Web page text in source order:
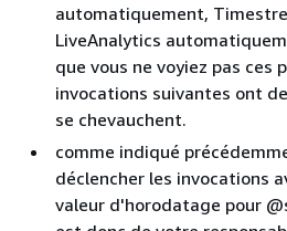
automatiquement,
LiveAnalytics
que vous ne voyiez pas ces
invocations suivantes ont
se chevauchent.
comme indiqué
déclencher les invocations
valeur d'horodatage pour